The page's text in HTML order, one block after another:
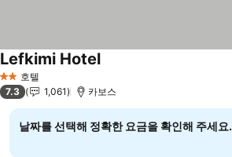
2 성급호텔
Lefkimi Hotel요금 보기
7.3 1,061 카보스
날짜를 선택해 정확한 요금을 확인해 주세요.